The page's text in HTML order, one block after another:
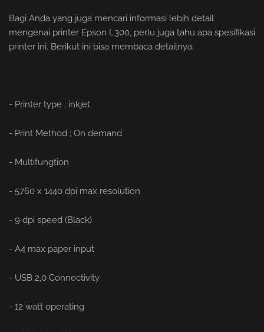
Bagi Anda yang juga mencari informasi lebih detail
mengenai printer Epson L300, perlu juga tahu apa spesifikasi
printer ini. Berikut ini bisa membaca detailnya:
- Printer type ; inkjet
- Print Method ; On demand
- Multifungtion
- 5760 x 1440 dpi max resolution
- 9 dpi speed (Black)
- A4 max paper input
- USB 2,0 Connectivity
- 12 watt operating